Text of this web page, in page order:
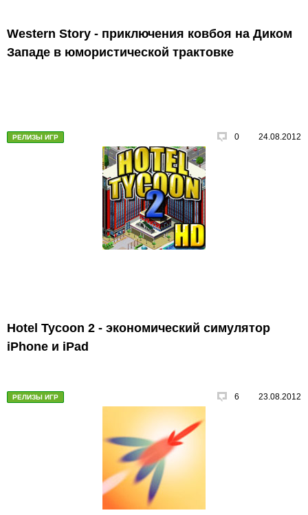
Western Story - приключения ковбоя на Диком
Западе в юмористической трактовке
РЕЛИЗЫ ИГР 0 24.08.2012
Hotel Tycoon 2 - экономический симулятор
iPhone и iPad
РЕЛИЗЫ ИГР 6 23.08.2012